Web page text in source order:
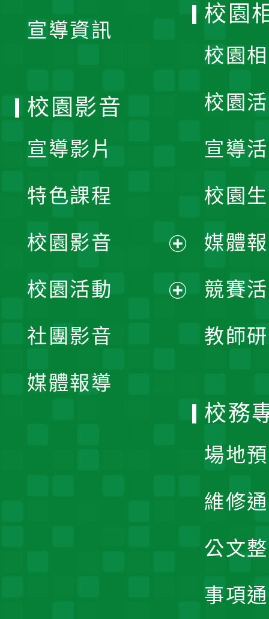
宣導資訊
校園
校園
校園
宣導
校園
媒體
競賽
教師
校園影音
宣導影片
特色課程
校園影音
開
校園活動
社團影音
媒體報導
校務
場地
維修
公文
事項